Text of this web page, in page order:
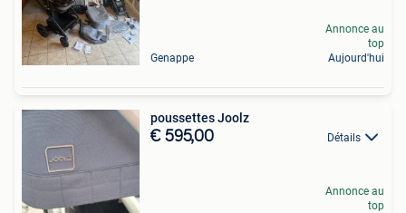
Genappe
Annonce au
top
Aujourd'hui
poussettes Joolz
€ 595,00 Détails
Annonce au
top